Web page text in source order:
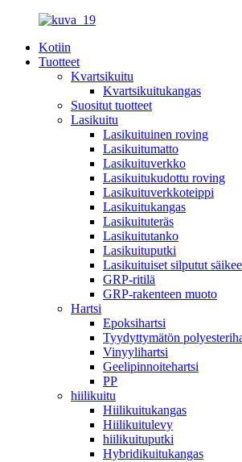
Kotiin
Tuotteet
Kvartsikuitu
Kvartsikuitukangas
Suositut tuotteet
Lasikuitu
Lasikuituinen roving
Lasikuitumatto
Lasikuituverkko
Lasikuitukudottu roving
Lasikuituverkkoteippi
Lasikuitukangas
Lasikuituteräs
Lasikuitutanko
Lasikuituputki
Lasikuituiset silputut
GRP-ritilä
GRP-rakenteen muoto
Hartsi
Epoksihartsi
Tyydyttymätön
Vinyylihartsi
Geelipinnoitehartsi
PP
hiilikuitu
Hiilikuitukangas
Hiilikuitulevy
hiilikuituputki
Hybridikuitukangas